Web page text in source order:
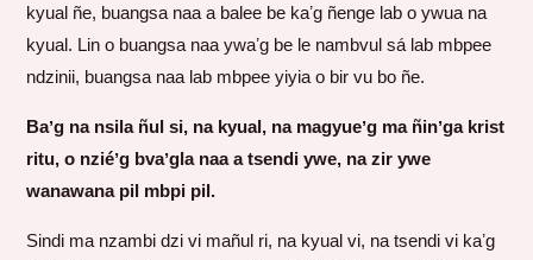
kyual ñe, buangsa naa a balee be kaʼg ñenge lab o ywua na
kyual. Lin o buangsa naa ywaʼg be le nambvul sá lab mbpee
ndzinii, buangsa naa lab mbpee yiyia o bir vu bo ñe.
Baʼg na nsila ñul si, na kyual, na magyueʼg ma ñinʼga krist
ritu, o nziéʼg bvaʼgla naa a tsendi ywe, na zir ywe
wanawana pil mbpi pil.
Sindi ma nzambi dzi vi mañul ri, na kyual vi, na tsendi vi kaʼg